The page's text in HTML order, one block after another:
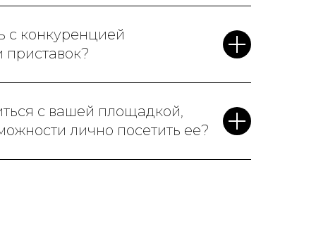
с конкуренцией
с вашей площадкой,
лично посетить ее?